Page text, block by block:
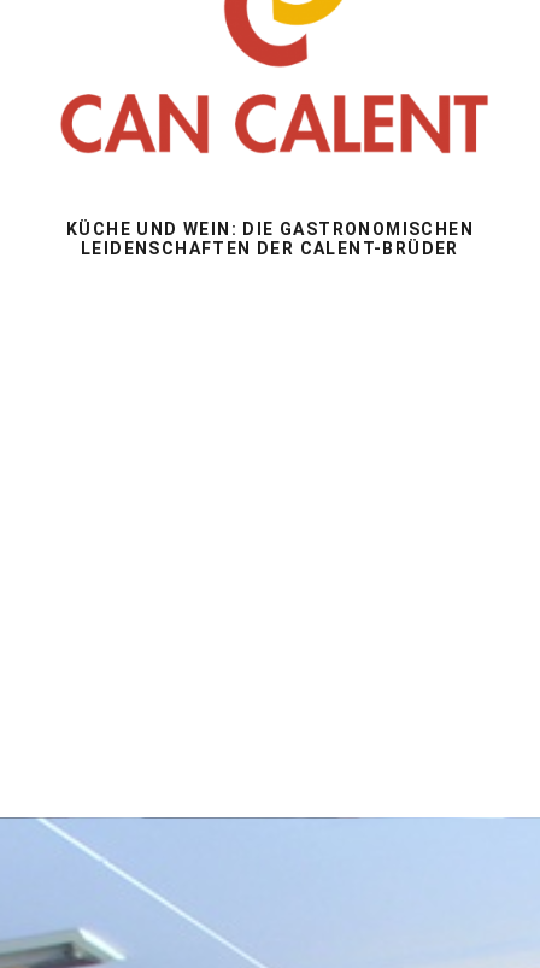
KÜCHE UND WEIN: DIE GASTRONOMISCHEN
LEIDENSCHAFTEN DER CALENT-BRÜDER